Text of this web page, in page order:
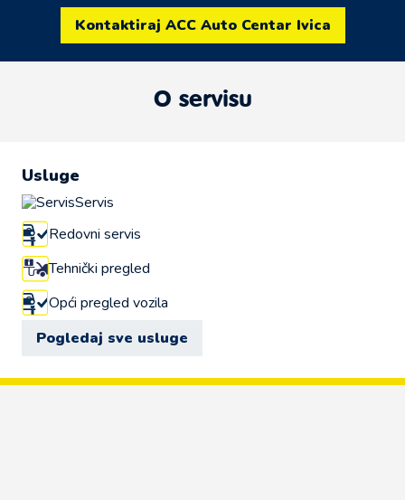
Kontaktiraj ACC Auto Centar Ivica
O servisu
Usluge
Servis
Redovni servis
Tehnički pregled
Opći pregled vozila
Pogledaj sve usluge